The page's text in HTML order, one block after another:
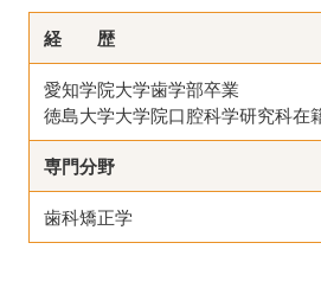
経 歴
愛知学院大学歯学部卒業
徳島大学大学院口腔科学研究科在
専門分野
歯科矯正学